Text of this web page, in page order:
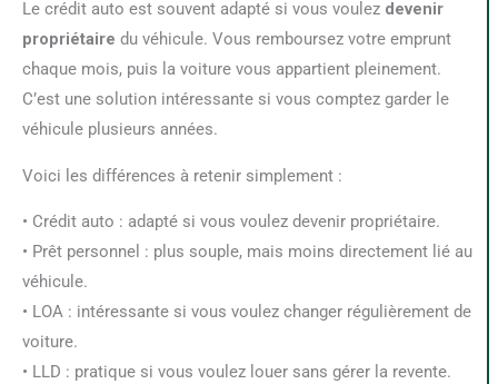
Le crédit auto est souvent adapté si vous voulez devenir
propriétaire du véhicule. Vous remboursez votre emprunt
chaque mois, puis la voiture vous appartient pleinement.
C’est une solution intéressante si vous comptez garder le
véhicule plusieurs années.
Voici les différences à retenir simplement :
• Crédit auto : adapté si vous voulez devenir propriétaire.
• Prêt personnel : plus souple, mais moins directement lié au
véhicule.
• LOA : intéressante si vous voulez changer régulièrement de
voiture.
• LLD : pratique si vous voulez louer sans gérer la revente.